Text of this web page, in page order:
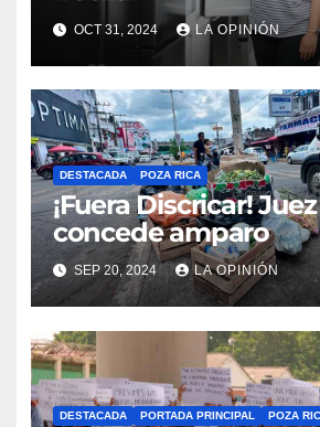
OCT 31, 2024 LA OPINIÓN
DESTACADA POZA RICA
¡Fuera Discricar!
concede amparo
SEP 20, 2024 LA OPINIÓN
DESTACADA PORTADA PRINCIPAL POZA